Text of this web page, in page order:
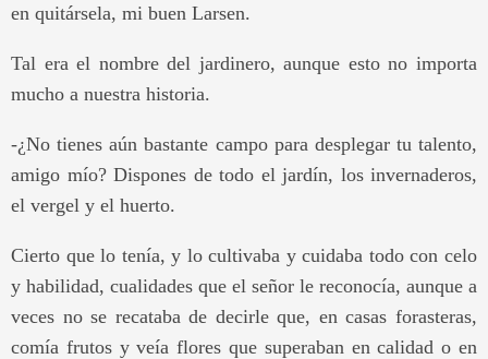
en quitársela, mi buen Larsen.
Tal era el nombre del jardinero, aunque esto no importa
mucho a nuestra historia.
-¿No tienes aún bastante campo para desplegar tu talento,
amigo mío? Dispones de todo el jardín, los invernaderos,
el vergel y el huerto.
Cierto que lo tenía, y lo cultivaba y cuidaba todo con celo
y habilidad, cualidades que el señor le reconocía, aunque a
veces no se recataba de decirle que, en casas forasteras,
comía frutos y veía flores que superaban en calidad o en